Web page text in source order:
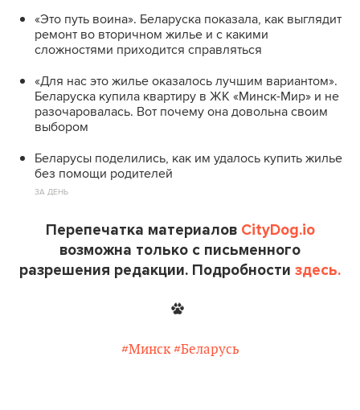
«Это путь воина». Беларуска показала, как выглядит
ремонт во вторичном жилье и с какими
сложностями приходится справляться
«Для нас это жилье оказалось лучшим вариантом».
Беларуска купила квартиру в ЖК «Минск-Мир» и не
разочаровалась. Вот почему она довольна своим
выбором
Беларусы поделились, как им удалось купить жилье
без помощи родителей
ЗА ДЕНЬ
Перепечатка материалов CityDog.io
возможна только с письменного
разрешения редакции. Подробности здесь.
#Минск #Беларусь